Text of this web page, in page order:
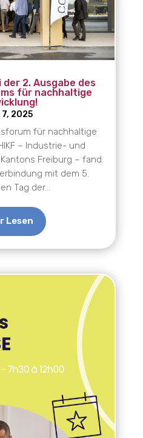
2. Ausgabe des
für nachhaltige
7, 2025
für nachhaltige
– Industrie- und
Freiburg – fand
mit dem 5.
Tag der...
Lesen